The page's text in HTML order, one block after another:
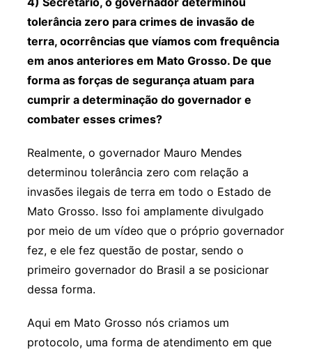
tolerância zero para crimes de invasão de
terra, ocorrências que víamos com frequência
em anos anteriores em Mato Grosso. De que
forma as forças de segurança atuam para
cumprir a determinação do governador e
combater esses crimes?
Realmente, o governador Mauro Mendes
determinou tolerância zero com relação a
invasões ilegais de terra em todo o Estado de
Mato Grosso. Isso foi amplamente divulgado
por meio de um vídeo que o próprio governador
fez, e ele fez questão de postar, sendo o
primeiro governador do Brasil a se posicionar
dessa forma.
Aqui em Mato Grosso nós criamos um
protocolo, uma forma de atendimento em que